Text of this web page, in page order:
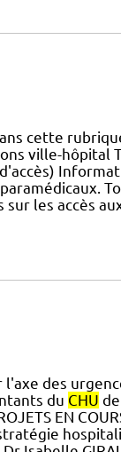
cette
ville-hôpital
les accès
l'axe des
du CHU
EN